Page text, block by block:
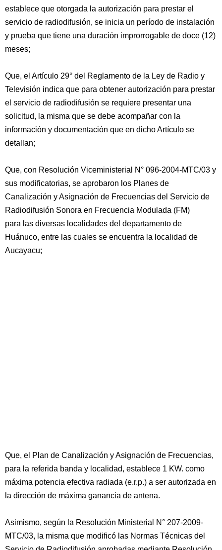
establece que otorgada la autorización para prestar el
servicio de radiodifusión, se inicia un período de instalación
y prueba que tiene una duración improrrogable de doce (12)
meses;
Que, el Artículo 29° del Reglamento de la Ley de Radio y
Televisión indica que para obtener autorización para prestar
el servicio de radiodifusión se requiere presentar una
solicitud, la misma que se debe acompañar con la
información y documentación que en dicho Artículo se
detallan;
Que, con Resolución Viceministerial N° 096-2004-MTC/03 y
sus modificatorias, se aprobaron los Planes de
Canalización y Asignación de Frecuencias del Servicio de
Radiodifusión Sonora en Frecuencia Modulada (FM)
para las diversas localidades del departamento de
Huánuco, entre las cuales se encuentra la localidad de
Aucayacu;
Que, el Plan de Canalización y Asignación de Frecuencias,
para la referida banda y localidad, establece 1 KW. como
máxima potencia efectiva radiada (e.r.p.) a ser autorizada en
la dirección de máxima ganancia de antena.
Asimismo, según la Resolución Ministerial N° 207-2009-
MTC/03, la misma que modificó las Normas Técnicas del